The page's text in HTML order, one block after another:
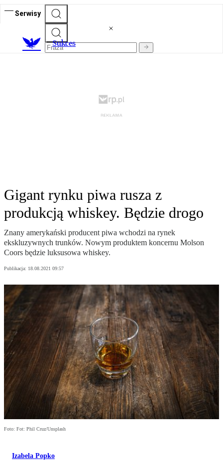
Serwisy
Sukces
Gigant rynku piwa rusza z
produkcją whiskey. Będzie drogo
Znany amerykański producent piwa wchodzi na rynek
ekskluzywnych trunków. Nowym produktem koncernu Molson
Coors będzie luksusowa whiskey.
Publikacja: 18.08.2021 09:57
Foto: Fot: Phil Cruz/Unsplash
Izabela Popko